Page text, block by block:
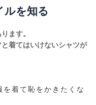
ルを知る
ます。
着てはいけないシャツが
を着て恥をかきたくな